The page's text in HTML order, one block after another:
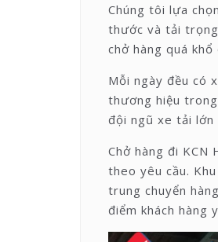
Chúng tôi lựa
thước và tải
chở hàng quá khổ
Mỗi ngày đều có
thương hiệu
đội ngũ xe tải lớn
Chở hàng đi KCN
theo yêu cầu.
trung chuyển
điểm khách hàng